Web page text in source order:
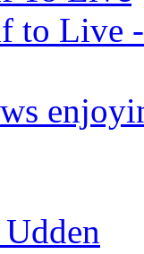
to Live -